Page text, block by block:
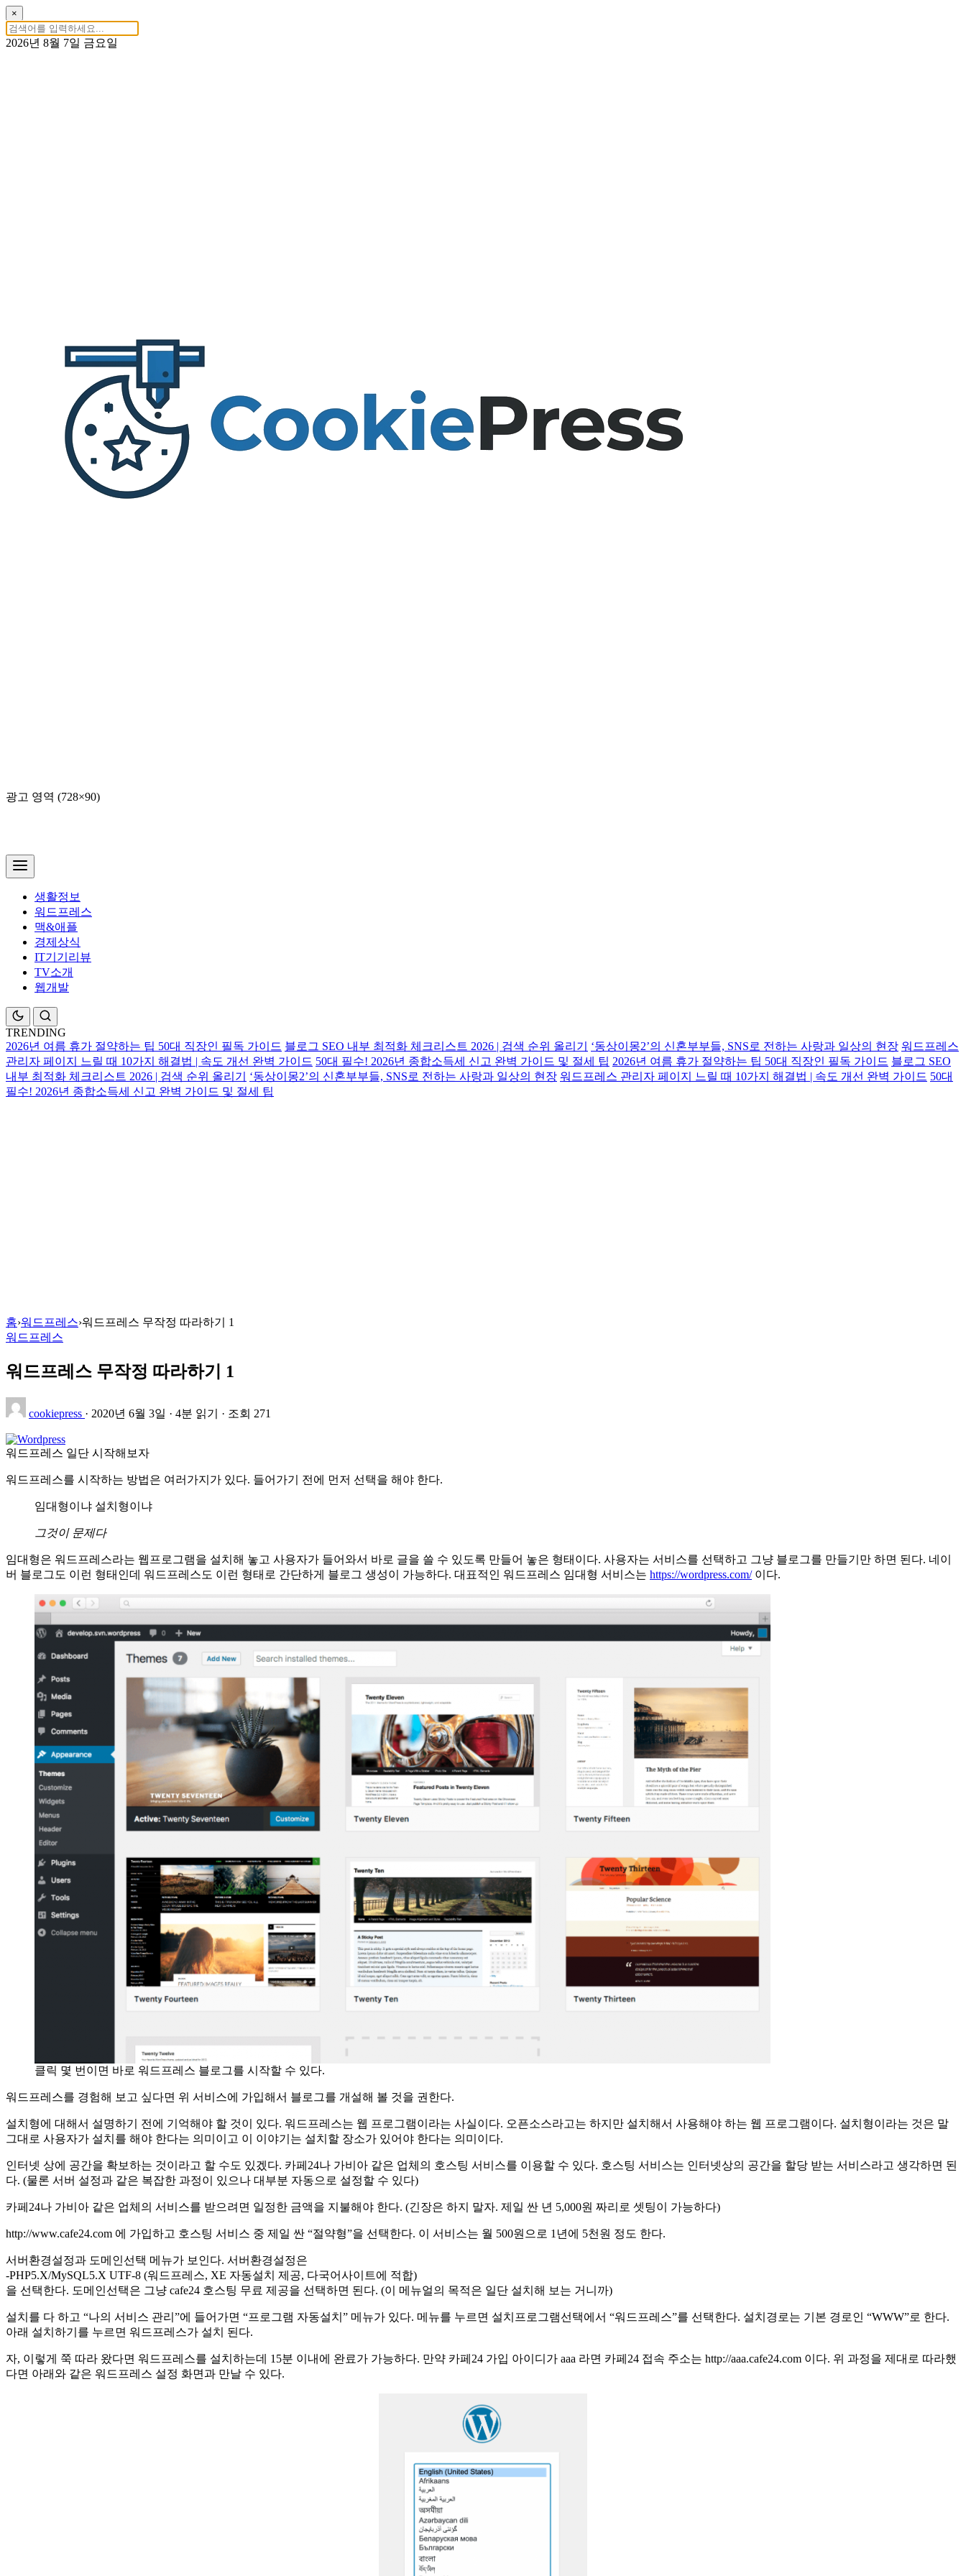
×
2026년 8월 7일 금요일
광고 영역 (728×90)
생활정보
워드프레스
맥&애플
경제상식
IT기기리뷰
TV소개
웹개발
TRENDING
2026년 여름 휴가 절약하는 팁 50대 직장인 필독 가이드 블로그 SEO 내부 최적화 체크리스트 2026 | 검색 순위 올리기 ‘동상이몽2’의 신혼부부들, SNS로 전하는 사랑과 일상의 현장 워드프레스
관리자 페이지 느릴 때 10가지 해결법 | 속도 개선 완벽 가이드 50대 필수! 2026년 종합소득세 신고 완벽 가이드 및 절세 팁 2026년 여름 휴가 절약하는 팁 50대 직장인 필독 가이드 블로그 SEO
내부 최적화 체크리스트 2026 | 검색 순위 올리기
‘동상이몽2’의 신혼부부들, SNS로 전하는 사랑과 일상의 현장 워드프레스 관리자 페이지 느릴 때 10가지 해결법 | 속도 개선 완벽 가이드 50대
필수! 2026년 종합소득세 신고 완벽 가이드 및 절세 팁
홈›워드프레스›워드프레스 무작정 따라하기 1
워드프레스
워드프레스 무작정 따라하기 1
cookiepress · 2020년 6월 3일 · 4분 읽기 · 조회 271
워드프레스 일단 시작해보자
워드프레스를 시작하는 방법은 여러가지가 있다. 들어가기 전에 먼저 선택을 해야 한다.
임대형이냐 설치형이냐
그것이 문제다
임대형은 워드프레스라는 웹프로그램을 설치해 놓고 사용자가 들어와서 바로 글을 쓸 수 있도록 만들어 놓은 형태이다. 사용자는 서비스를 선택하고 그냥 블로그를 만들기만 하면 된다. 네이
버 블로그도 이런 형태인데 워드프레스도 이런 형태로 간단하게 블로그 생성이 가능하다. 대표적인 워드프레스 임대형 서비스는 https://wordpress.com/이다.
클릭 몇 번이면 바로 워드프레스 블로그를 시작할 수 있다.
워드프레스를 경험해 보고 싶다면 위 서비스에 가입해서 블로그를 개설해 볼 것을 권한다.
설치형에 대해서 설명하기 전에 기억해야 할 것이 있다. 워드프레스는 웹 프로그램이라는 사실이다. 오픈소스라고는 하지만 설치해서 사용해야 하는 웹 프로그램이다. 설치형이라는 것은 말
그대로 사용자가 설치를 해야 한다는 의미이고 이 이야기는 설치할 장소가 있어야 한다는 의미이다.
인터넷 상에 공간을 확보하는 것이라고 할 수도 있겠다. 카페24나 가비아 같은 업체의 호스팅 서비스를 이용할 수 있다. 호스팅 서비스는 인터넷상의 공간을 할당 받는 서비스라고 생각하면 된
다. (물론 서버 설정과 같은 복잡한 과정이 있으나 대부분 자동으로 설정할 수 있다)
카페24나 가비아 같은 업체의 서비스를 받으려면 일정한 금액을 지불해야 한다. (긴장은 하지 말자. 제일 싼 년 5,000원 짜리로 셋팅이 가능하다)
http://www.cafe24.com 에 가입하고 호스팅 서비스 중 제일 싼 “절약형”을 선택한다. 이 서비스는 월 500원으로 1년에 5천원 정도 한다.
서버환경설정과 도메인선택 메뉴가 보인다. 서버환경설정은
-PHP5.X/MySQL5.X UTF-8 (워드프레스, XE 자동설치 제공, 다국어사이트에 적합)
을 선택한다. 도메인선택은 그냥 cafe24 호스팅 무료 제공을 선택하면 된다. (이 메뉴얼의 목적은 일단 설치해 보는 거니까)
설치를 다 하고 “나의 서비스 관리”에 들어가면 “프로그램 자동설치” 메뉴가 있다. 메뉴를 누르면 설치프로그램선택에서 “워드프레스”를 선택한다. 설치경로는 기본 경로인 “WWW”로 한다.
아래 설치하기를 누르면 워드프레스가 설치 된다.
자, 이렇게 쭉 따라 왔다면 워드프레스를 설치하는데 15분 이내에 완료가 가능하다. 만약 카페24 가입 아이디가 aaa 라면 카페24 접속 주소는 http://aaa.cafe24.com 이다. 위 과정을 제대로 따라했
다면 아래와 같은 워드프레스 설정 화면과 만날 수 있다.